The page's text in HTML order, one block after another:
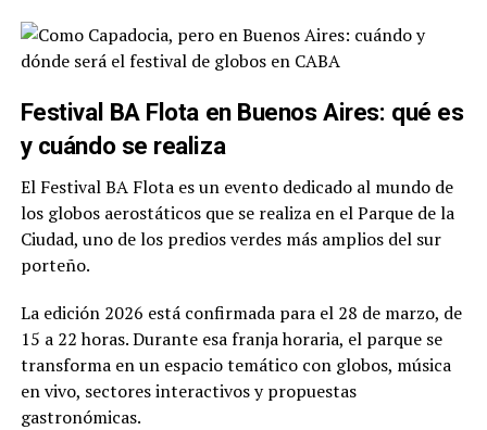
Festival BA Flota en Buenos Aires: qué es
y cuándo se realiza
El Festival BA Flota es un evento dedicado al mundo de
los globos aerostáticos que se realiza en elParque de la
Ciudad, uno de los predios verdes más amplios del sur
porteño.
La edición 2026 está confirmada para el 28 de marzo, de
15 a 22 horas. Durante esa franja horaria, el parque se
transforma en un espacio temático con globos, música
en vivo, sectores interactivos y propuestas
gastronómicas.